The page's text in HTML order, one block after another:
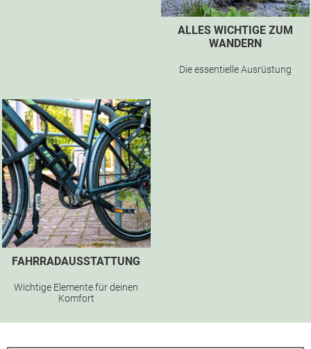
ALLES WICHTIGE ZUM
WANDERN
Die essentielle Ausrüstung
FAHRRADAUSSTATTUNG
Wichtige Elemente für deinen
Komfort